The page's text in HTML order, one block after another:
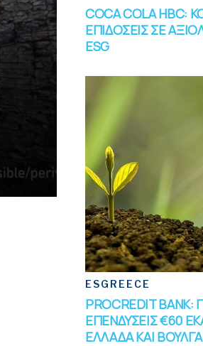
COCA COLA HBC:
ΕΠΙΔΟΣΕΙΣ ΣΕ
ESG
ESGREECE
PROCREDIT BANK:
ΕΠΕΝΔΥΣΕΙΣ €60
ΕΛΛΑΔΑ ΚΑΙ